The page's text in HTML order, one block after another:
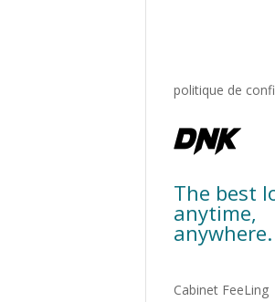
politique de
The best
anytime,
anywhere.
Cabinet FeeLing